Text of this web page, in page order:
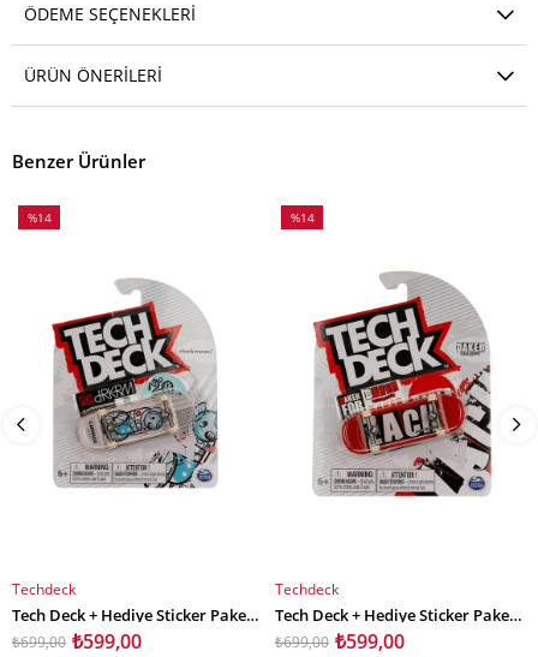
ÖDEME SEÇENEKLERI
ÜRÜN ÖNERILERI
Benzer Ürünler
SEPETE EKLE
%14
Techdeck
Tech Deck + Hediye Sticker Paketli Parmak Kaykayı Darkroom Carnage
₺599,00
₺699,00
SEPETE EKLE
%14
Techdeck
Tech Deck + Hediye Sticker Paketli Parmak Kaykayı Baker Skateboards
₺599,00
₺699,00